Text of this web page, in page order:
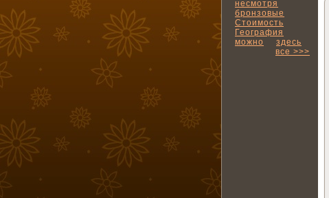
несмотря
бронзовые
Стоимость
География
можно
здесь
все >>>